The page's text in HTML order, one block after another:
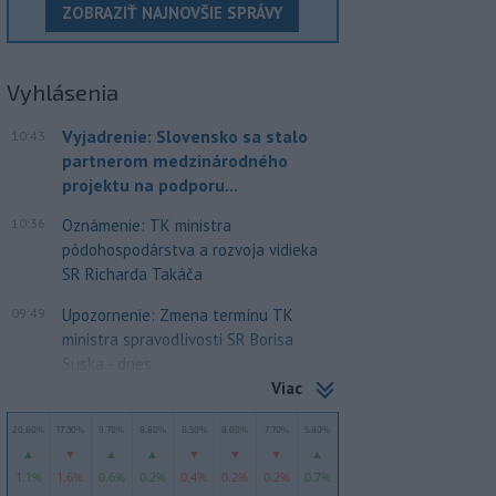
ZOBRAZIŤ NAJNOVŠIE SPRÁVY
Vyhlásenia
10:43
Vyjadrenie: Slovensko sa stalo
partnerom medzinárodného
projektu na podporu...
10:36
Oznámenie: TK ministra
pôdohospodárstva a rozvoja vidieka
SR Richarda Takáča
09:49
Upozornenie: Zmena termínu TK
ministra spravodlivosti SR Borisa
Suska - dnes
Viac